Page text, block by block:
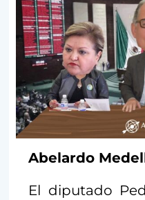
Abelardo
El diputado